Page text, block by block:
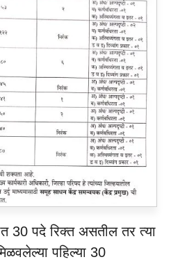
30 पदे रिक्त असतील तर त्या
पहिल्या 30